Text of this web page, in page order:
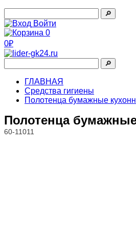
🔎︎
Войти
0
0₽
🔎︎
ГЛАВНАЯ
Средства гигиены
Полотенца бумажные
Полотенца
60-11011